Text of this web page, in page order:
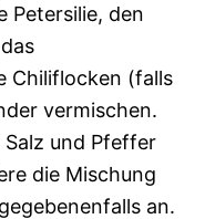
Petersilie, den
Chiliflocken (falls
vermischen.
und Pfeffer
die Mischung
an.